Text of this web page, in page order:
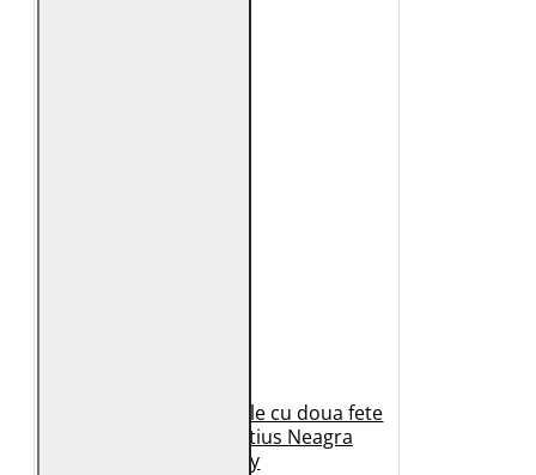
Geaca de Iarna din Piele cu doua fete
Dama 2.0 by Mauritius Neagra
G2WDilay